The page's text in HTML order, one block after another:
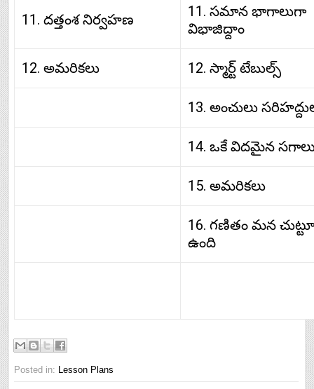
11. దత్తంశ నిర్వహణ
11. సమాన భాగాలుగా
విభాజిద్దాం
12. అమరికలు 12. స్మార్ట్ టేబుల్స్
13. అంచులు
14. ఒకే విదమైన
15. అమరికలు
16. గణితం మన
ఉంది
Posted in: Lesson Plans